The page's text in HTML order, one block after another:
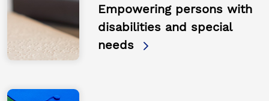
Empowering persons with
disabilities and special
needs